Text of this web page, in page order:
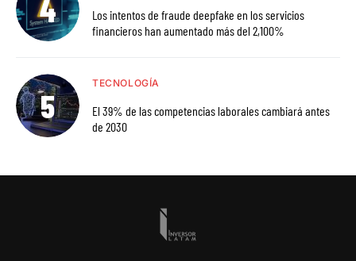
Los intentos de fraude deepfake en los servicios
financieros han aumentado más del 2,100%
TECNOLOGÍA
El 39% de las competencias laborales cambiará antes
de 2030